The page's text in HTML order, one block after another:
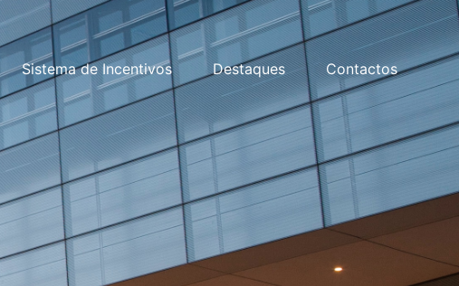
Sistema de Incentivos Destaques Contactos